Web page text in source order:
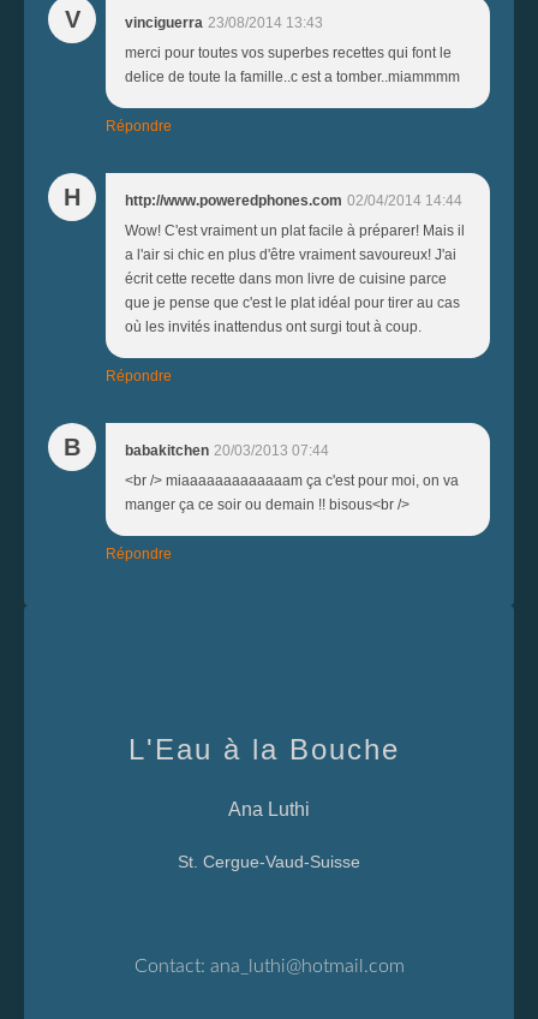
V vinciguerra 23/08/2014 13:43
merci pour toutes vos superbes recettes qui font le
delice de toute la famille..c est a tomber..miammmm
Répondre
H http://www.poweredphones.com 02/04/2014 14:44
Wow! C'est vraiment un plat facile à préparer! Mais il
a l'air si chic en plus d'être vraiment savoureux! J'ai
écrit cette recette dans mon livre de cuisine parce
que je pense que c'est le plat idéal pour tirer au cas
où les invités inattendus ont surgi tout à coup.
Répondre
B babakitchen 20/03/2013 07:44
<br /> miaaaaaaaaaaaaam ça c'est pour moi, on va
manger ça ce soir ou demain !! bisous<br />
Répondre
L'Eau à la Bouche
Ana Luthi
St. Cergue-Vaud-Suisse
Contact: ana_luthi@hotmail.com